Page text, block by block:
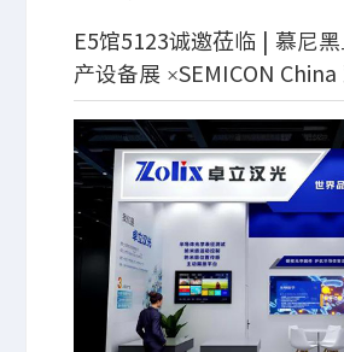
E5馆5123诚邀莅临 | 慕尼
产设备展 ×SEMICON China
聚焦电子智造，共赴行业盛会！3月
即将亮相2026慕尼黑上海电子生产
性能精密光学机械产品惊艳登场。
伴、新老客户莅临展位，共探技术
展新机遇！